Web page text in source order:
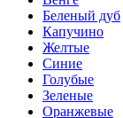
Беленый дуб
Капучино
Желтые
Синие
Голубые
Зеленые
Оранжевые